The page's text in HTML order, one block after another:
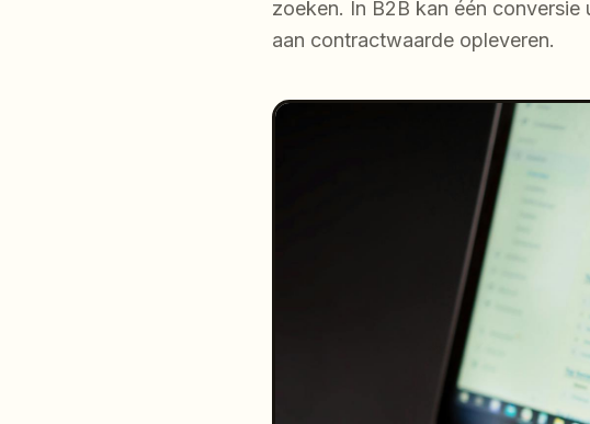
zoeken. In B2B kan één
aan contractwaarde opleveren.